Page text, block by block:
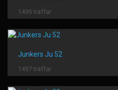
1495 träffar
Junkers Ju 52
1497 träffar